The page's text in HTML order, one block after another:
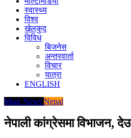
स्वास्थ्य
विश्व
खेलकुद
विविध
बिजनेस
अन्तरवार्ता
विचार
यात्रा
ENGLISH
Main News Nepal
नेपाली कांग्रेसमा विभाजन,